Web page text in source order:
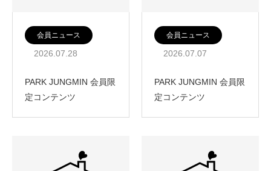
会員ニュース
2026.07.28
PARK JUNGMIN 会員限
定コンテンツ
会員ニュース
2026.07.07
PARK JUNGMIN 会員限
定コンテンツ